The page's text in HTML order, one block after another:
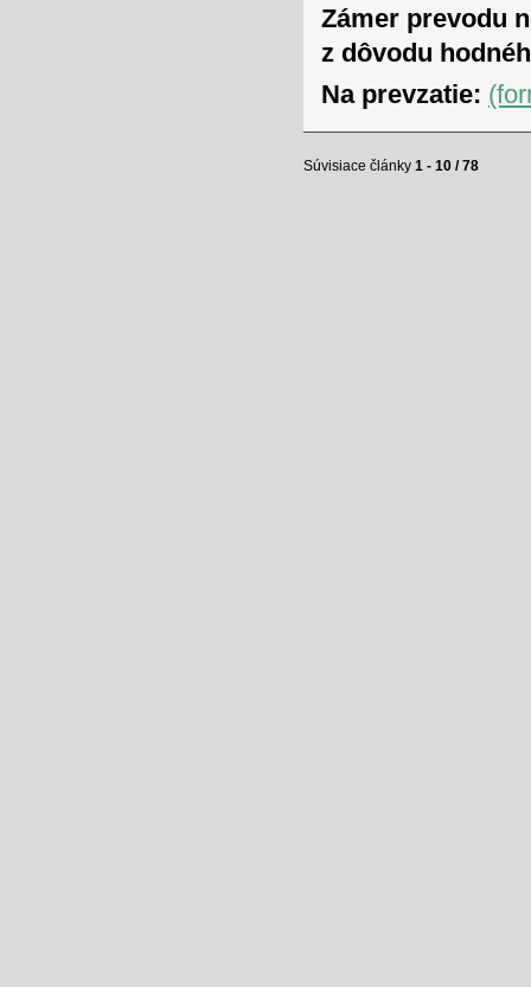
Zámer prevodu
z dôvodu
Na prevzatie:
Súvisiace články 1 - 10 / 78